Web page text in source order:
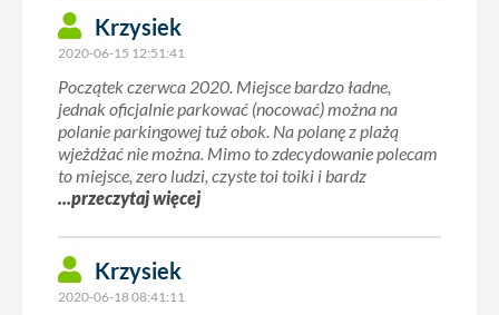
Krzysiek
2020-06-15 12:51:41
Początek czerwca 2020. Miejsce bardzo ładne,
jednak oficjalnie parkować (nocować) można na
polanie parkingowej tuż obok. Na polanę z plażą
wjeżdżać nie można. Mimo to zdecydowanie polecam
to miejsce, zero ludzi, czyste toi toiki i bardz
...przeczytaj więcej
Krzysiek
2020-06-18 08:41:11